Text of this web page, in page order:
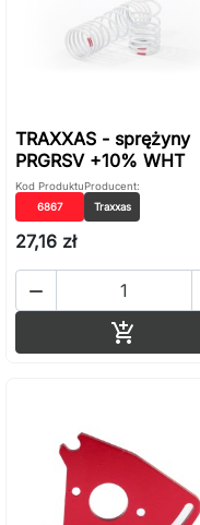
TRAXXAS - sprężyny
PRGRSV +10% WHT
Kod Produktu
6867
Producent:
Traxxas
27,16 zł

